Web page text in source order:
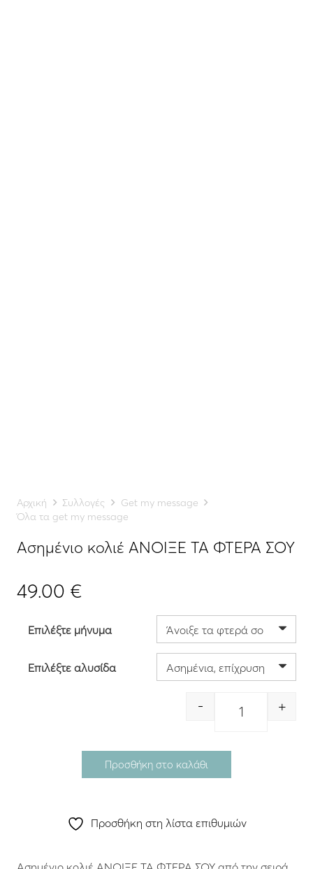
Αρχική Συλλογές
Get my message
Όλα τα get my message
Ασημένιο κολιέ ΑΝΟΙΞΕ ΤΑ ΦΤΕΡΑ ΣΟΥ
49.00 €
Επιλέξτε μήνυμα
Επιλέξτε αλυσίδα
Quantity
- +
Προσθήκη στο καλάθι
Προσθήκη στη λίστα επιθυμιών